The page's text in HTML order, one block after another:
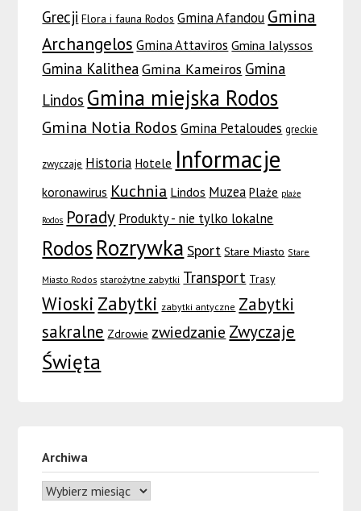
Grecji Flora i fauna Rodos Gmina Afandou Gmina
Archangelos Gmina Attaviros Gmina Ialyssos
Gmina KalitheaGmina Kameiros Gmina
Lindos Gmina miejska Rodos
Gmina Notia Rodos Gmina Petaloudes greckie
zwyczaje Historia Hotele Informacje
koronawirus Kuchnia Lindos Muzea Plaże plaże
Rodos Porady Produkty - nie tylko lokalne
Rodos Rozrywka Sport Stare Miasto Stare
Miasto Rodos starożytne zabytki Transport Trasy
Wioski Zabytki zabytki antyczne Zabytki
sakralne Zdrowie zwiedzanie Zwyczaje
Święta
Archiwa